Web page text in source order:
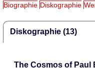
Biographie Diskographie
Diskographie (13)
The Cosmos of Paul